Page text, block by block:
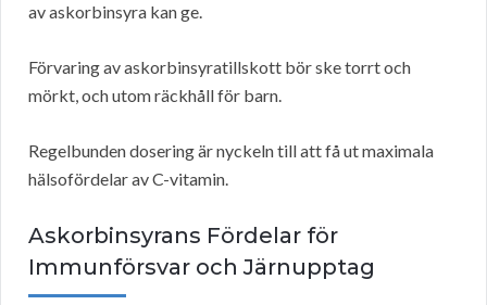
av askorbinsyra kan ge.
Förvaring av askorbinsyratillskott bör ske torrt och
mörkt, och utom räckhåll för barn.
Regelbunden dosering är nyckeln till att få ut maximala
hälsofördelar av C-vitamin.
Askorbinsyrans Fördelar för
Immunförsvar och Järnupptag